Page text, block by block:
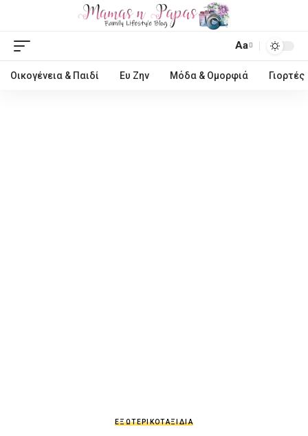
Aa
Οικογένεια & Παιδί Ευ Ζην Μόδα & Ομορφιά Γιορτές
ΕΞΩΤΕΡΙΚΌΤΑΞΊΔΙΑ